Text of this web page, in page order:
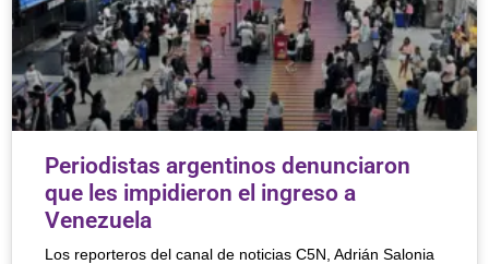
Periodistas argentinos denunciaron
que les impidieron el ingreso a
Venezuela
Los reporteros del canal de noticias C5N, Adrián Salonia